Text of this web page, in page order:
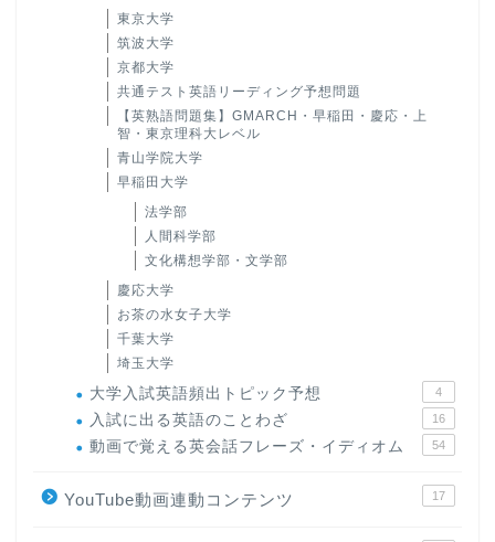
東京大学
筑波大学
京都大学
共通テスト英語リーディング予想問題
【英熟語問題集】GMARCH・早稲田・慶応・上
智・東京理科大レベル
青山学院大学
早稲田大学
法学部
人間科学部
文化構想学部・文学部
慶応大学
お茶の水女子大学
千葉大学
埼玉大学
大学入試英語頻出トピック予想 4
入試に出る英語のことわざ 16
動画で覚える英会話フレーズ・イディオム 54
YouTube動画連動コンテンツ 17